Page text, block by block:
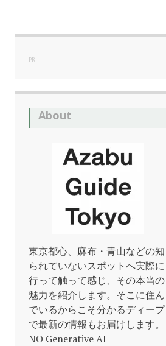
PR
About
東京都心、麻布・青山などの知
られていないスポットへ実際に
行って触って感じ、その本当の
魅力を紹介します。そこに住ん
でいるからこそ分かるディープ
で最新の情報もお届けします。
NO Generative AI